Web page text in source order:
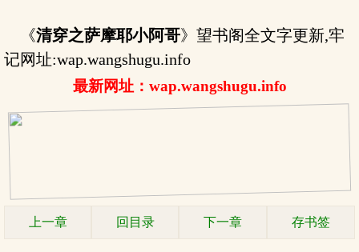
《清穿之萨摩耶小阿哥》望书阁全文字更新,牢
记网址:wap.wangshugu.info
最新网址：wap.wangshugu.info
上一章 回目录 下一章 存书签